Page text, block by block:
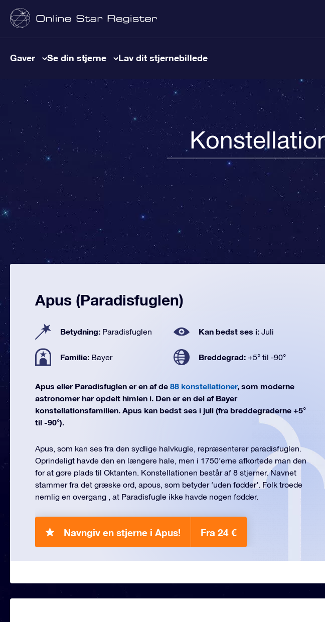
Gaver Se din stjerne Lav dit stjernebillede
Apus (Paradisfuglen)
Betydning: Paradisfuglen Kan bedst ses i: Juli
Familie: Bayer Breddegrad: +5° til -90°
Apus eller Paradisfuglen er en af de 88 konstellationer, som moderne
astronomer har opdelt himlen i. Den er en del af Bayer
konstellationsfamilien. Apus kan bedst ses i juli (fra breddegraderne +5°
til -90°).
Apus, som kan ses fra den sydlige halvkugle, repræsenterer paradisfuglen.
Oprindeligt havde den en længere hale, men i 1750’erne afkortede man den
for at gøre plads til Oktanten. Konstellationen består af 8 stjerner. Navnet
stammer fra det græske ord, apous, som betyder ‘uden fødder’. Folk troede
nemlig en overgang , at Paradisfugle ikke havde nogen fødder.
Navngiv en stjerne i Apus! Fra 24 €